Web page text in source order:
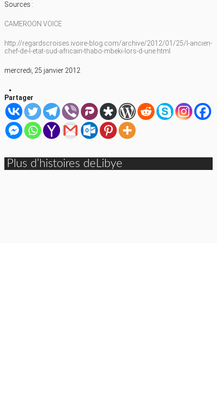
Sources :
CAMEROON VOICE
http://regardscroises.ivoire-blog.com/archive/2012/01/25/l-ancien-
chef-de-l-etat-sud-africain-thabo-mbeki-lors-d-une.html
mercredi, 25 janvier 2012
Partager
Plus d’histoires deLibye